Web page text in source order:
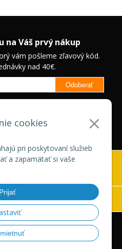
cookies
pri poskytovaní služieb
a zapamätať si vaše
Prijať
na Váš prvý nákup
vám pošleme zľavový kód.
nad 40€.
Odoberať
Neplatí pre Veľkoobchodných
eshopu cez UNIobchod
WEBYGROUP